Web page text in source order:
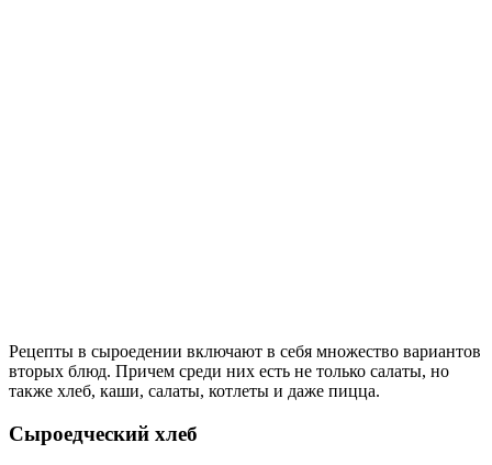
Рецепты в сыроедении включают в себя множество вариантов
вторых блюд. Причем среди них есть не только салаты, но
также хлеб, каши, салаты, котлеты и даже пицца.
Сыроедческий хлеб